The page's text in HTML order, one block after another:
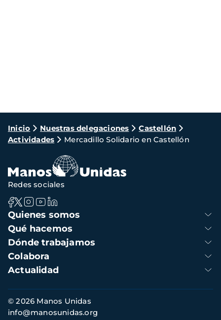
Ruta
de
navegación
Inicio Nuestras delegaciones
Castellón
Actividades
Mercadillo Solidario en Castellón
Navegación
principal
Quienes somos
Qué hacemos
Dónde trabajamos
Colabora
Actualidad
Redes sociales
Información
de
© 2026 Manos Unidas
info@manosunidas.org